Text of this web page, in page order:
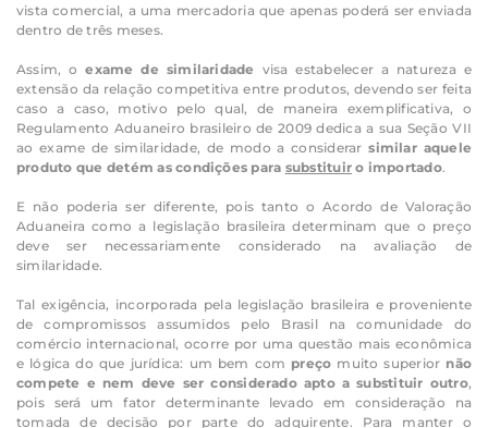
vista comercial, a uma mercadoria que apenas poderá ser enviada
dentro de três meses.
Assim, oexame de similaridade visa estabelecer a natureza e
extensão da relação competitiva entre produtos, devendo ser feita
caso a caso, motivo pelo qual, de maneira exemplificativa, o
Regulamento Aduaneiro brasileiro de 2009 dedica a sua Seção VII
ao exame de similaridade, de modo a considerarsimilar aquele
produto que detém as condições para substituir o importado.
E não poderia ser diferente, pois tanto o Acordo de Valoração
Aduaneira como a legislação brasileira determinam que o preço
deve ser necessariamente considerado na avaliação de
similaridade.
Tal exigência, incorporada pela legislação brasileira e proveniente
de compromissos assumidos pelo Brasil na comunidade do
comércio internacional, ocorre por uma questão mais econômica
e lógica do que jurídica: um bem com preço muito superior não
compete e nem deve ser considerado apto a substituir outro,
pois será um fator determinante levado em consideração na
tomada de decisão por parte do adquirente. Para manter o